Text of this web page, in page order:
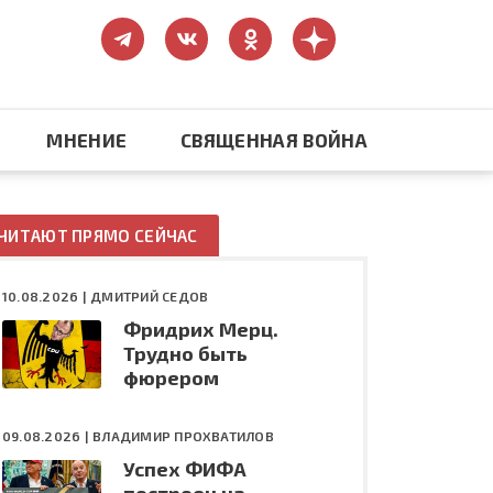
Конфликт на Украине
МНЕНИЕ СВЯЩЕННАЯ ВОЙНА
ПРЯМО СЕЙЧАС
10.08.2026 | ДМИТРИЙ СЕДОВ
Фридрих Мерц.
Трудно быть
фюрером
09.08.2026 | ВЛАДИМИР ПРОХВАТИЛОВ
Успех ФИФА